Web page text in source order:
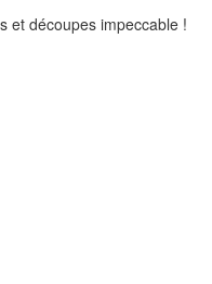
et découpes impeccable !